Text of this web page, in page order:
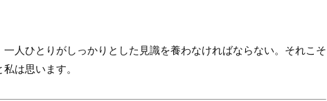
人ひとりがしっかりとした見識を養わなければならない。それこそ
は思います。